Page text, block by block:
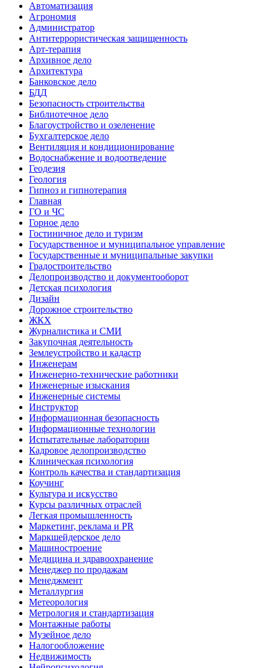
Автоматизация
Агрономия
Администратор
Антитеррористическая защищенность
Арт-терапия
Архивное дело
Архитектура
Банковское дело
БДД
Безопасность строительства
Библиотечное дело
Благоустройство и озеленение
Бухгалтерское дело
Вентиляция и кондиционирование
Водоснабжение и водоотведение
Геодезия
Геология
Гипноз и гипнотерапия
Главная
ГО и ЧС
Горное дело
Гостиничное дело и туризм
Государственное и муниципальное управление
Государственные и муниципальные закупки
Градостроительство
Делопроизводство и документооборот
Детская психология
Дизайн
Дорожное строительство
ЖКХ
Журналистика и СМИ
Закупочная деятельность
Землеустройство и кадастр
Инженерам
Инженерно-технические работники
Инженерные изыскания
Инженерные системы
Инструктор
Информационная безопасность
Информационные технологии
Испытательные лаборатории
Кадровое делопроизводство
Клиническая психология
Контроль качества и стандартизация
Коучинг
Культура и искусство
Курсы различных отраслей
Легкая промышленность
Маркетинг, реклама и PR
Маркшейдерское дело
Машиностроение
Медицина и здравоохранение
Менеджер по продажам
Менеджмент
Металлургия
Метеорология
Метрология и стандартизация
Монтажные работы
Музейное дело
Налогообложение
Недвижимость